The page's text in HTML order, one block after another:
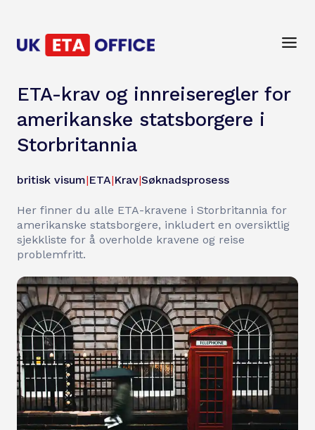
ETA-krav og innreiseregler for
amerikanske statsborgere i
Storbritannia
britisk visum|ETA|Krav|Søknadsprosess
Her finner du alle ETA-kravene i Storbritannia for
amerikanske statsborgere, inkludert en oversiktlig
sjekkliste for å overholde kravene og reise
problemfritt.